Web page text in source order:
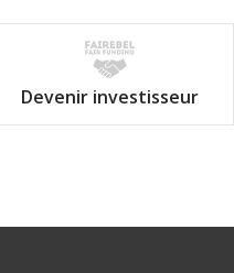
Devenir investisseur